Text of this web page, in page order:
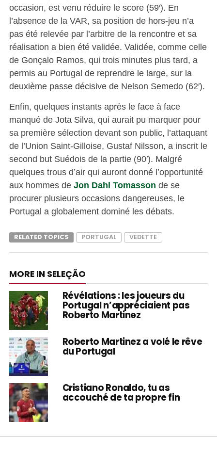
occasion, est venu réduire le score (59′). En
l’absence de la VAR, sa position de hors-jeu n’a
pas été relevée par l’arbitre de la rencontre et sa
réalisation a bien été validée. Validée, comme celle
de Gonçalo Ramos, qui trois minutes plus tard, a
permis au Portugal de reprendre le large, sur la
deuxième passe décisive de Nelson Semedo (62′).
Enfin, quelques instants après le face à face
manqué de Jota Silva, qui aurait pu marquer pour
sa première sélection devant son public, l’attaquant
de l’Union Saint-Gilloise, Gustaf Nilsson, a inscrit le
second but Suédois de la partie (90′). Malgré
quelques trous d’air qui auront donné l’opportunité
aux hommes de Jon Dahl Tomasson de se
procurer plusieurs occasions dangereuses, le
Portugal a globalement dominé les débats.
RELATED TOPICS PORTUGAL VEDETTE
MORE IN SELEÇÃO
Révélations : les joueurs du
Portugal n’appréciaient pas
Roberto Martinez
Roberto Martinez a volé le rêve
du Portugal
Cristiano Ronaldo, tu as
accouché de ta propre fin